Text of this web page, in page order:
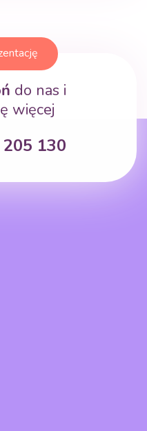
do nas i
więcej
130